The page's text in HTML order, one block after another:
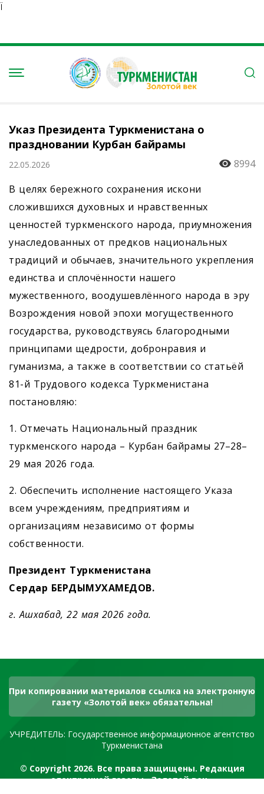
Ï
Указ Президента Туркменистана о
праздновании Курбан байрамы
22.05.2026
8994
В целях бережного сохранения искони
сложившихся духовных и нравственных
ценностей туркменского народа, приумножения
унаследованных от предков национальных
традиций и обычаев, значительного укрепления
единства и сплочённости нашего
мужественного, воодушевлённого народа в эру
Возрождения новой эпохи могущественного
государства, руководствуясь благородными
принципами щедрости, добронравия и
гуманизма, а также в соответствии со статьёй
81-й Трудового кодекса Туркменистана
постановляю:
1. Отмечать Национальный праздник
туркменского народа – Курбан байрамы 27–28–
29 мая 2026 года.
2. Обеспечить исполнение настоящего Указа
всем учреждениям, предприятиям и
организациям независимо от формы
собственности.
Президент Туркменистана
Сердар БЕРДЫМУХАМЕДОВ.
г. Ашхабад, 22 мая 2026 года.
При копировании материалов ссылка на электронную
газету «Золотой век» обязательна!
УЧРЕДИТЕЛЬ: Государственное информационное агентство
Туркменистана
© Copyright 2026. Все права защищены. Редакция
электронной газеты «Золотой век»